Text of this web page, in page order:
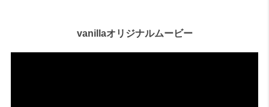
vanillaオリジナルムービー